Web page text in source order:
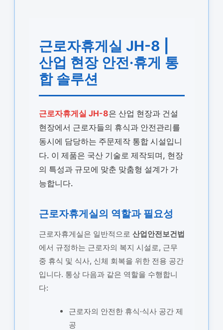
근로자휴게실 JH-8 |
산업 현장 안전·휴게 통
합 솔루션
근로자휴게실 JH-8은 산업 현장과 건설
현장에서 근로자들의 휴식과 안전관리를
동시에 담당하는 주문제작 통합 시설입니
다. 이 제품은 국산 기술로 제작되며, 현장
의 특성과 규모에 맞춘 맞춤형 설계가 가
능합니다.
근로자휴게실의 역할과 필요성
근로자휴게실은 일반적으로 산업안전보건법
에서 규정하는 근로자의 복지 시설로, 근무
중 휴식 및 식사, 신체 회복을 위한 전용 공간
입니다. 통상 다음과 같은 역할을 수행합니
다:
근로자의 안전한 휴식·식사 공간 제
공